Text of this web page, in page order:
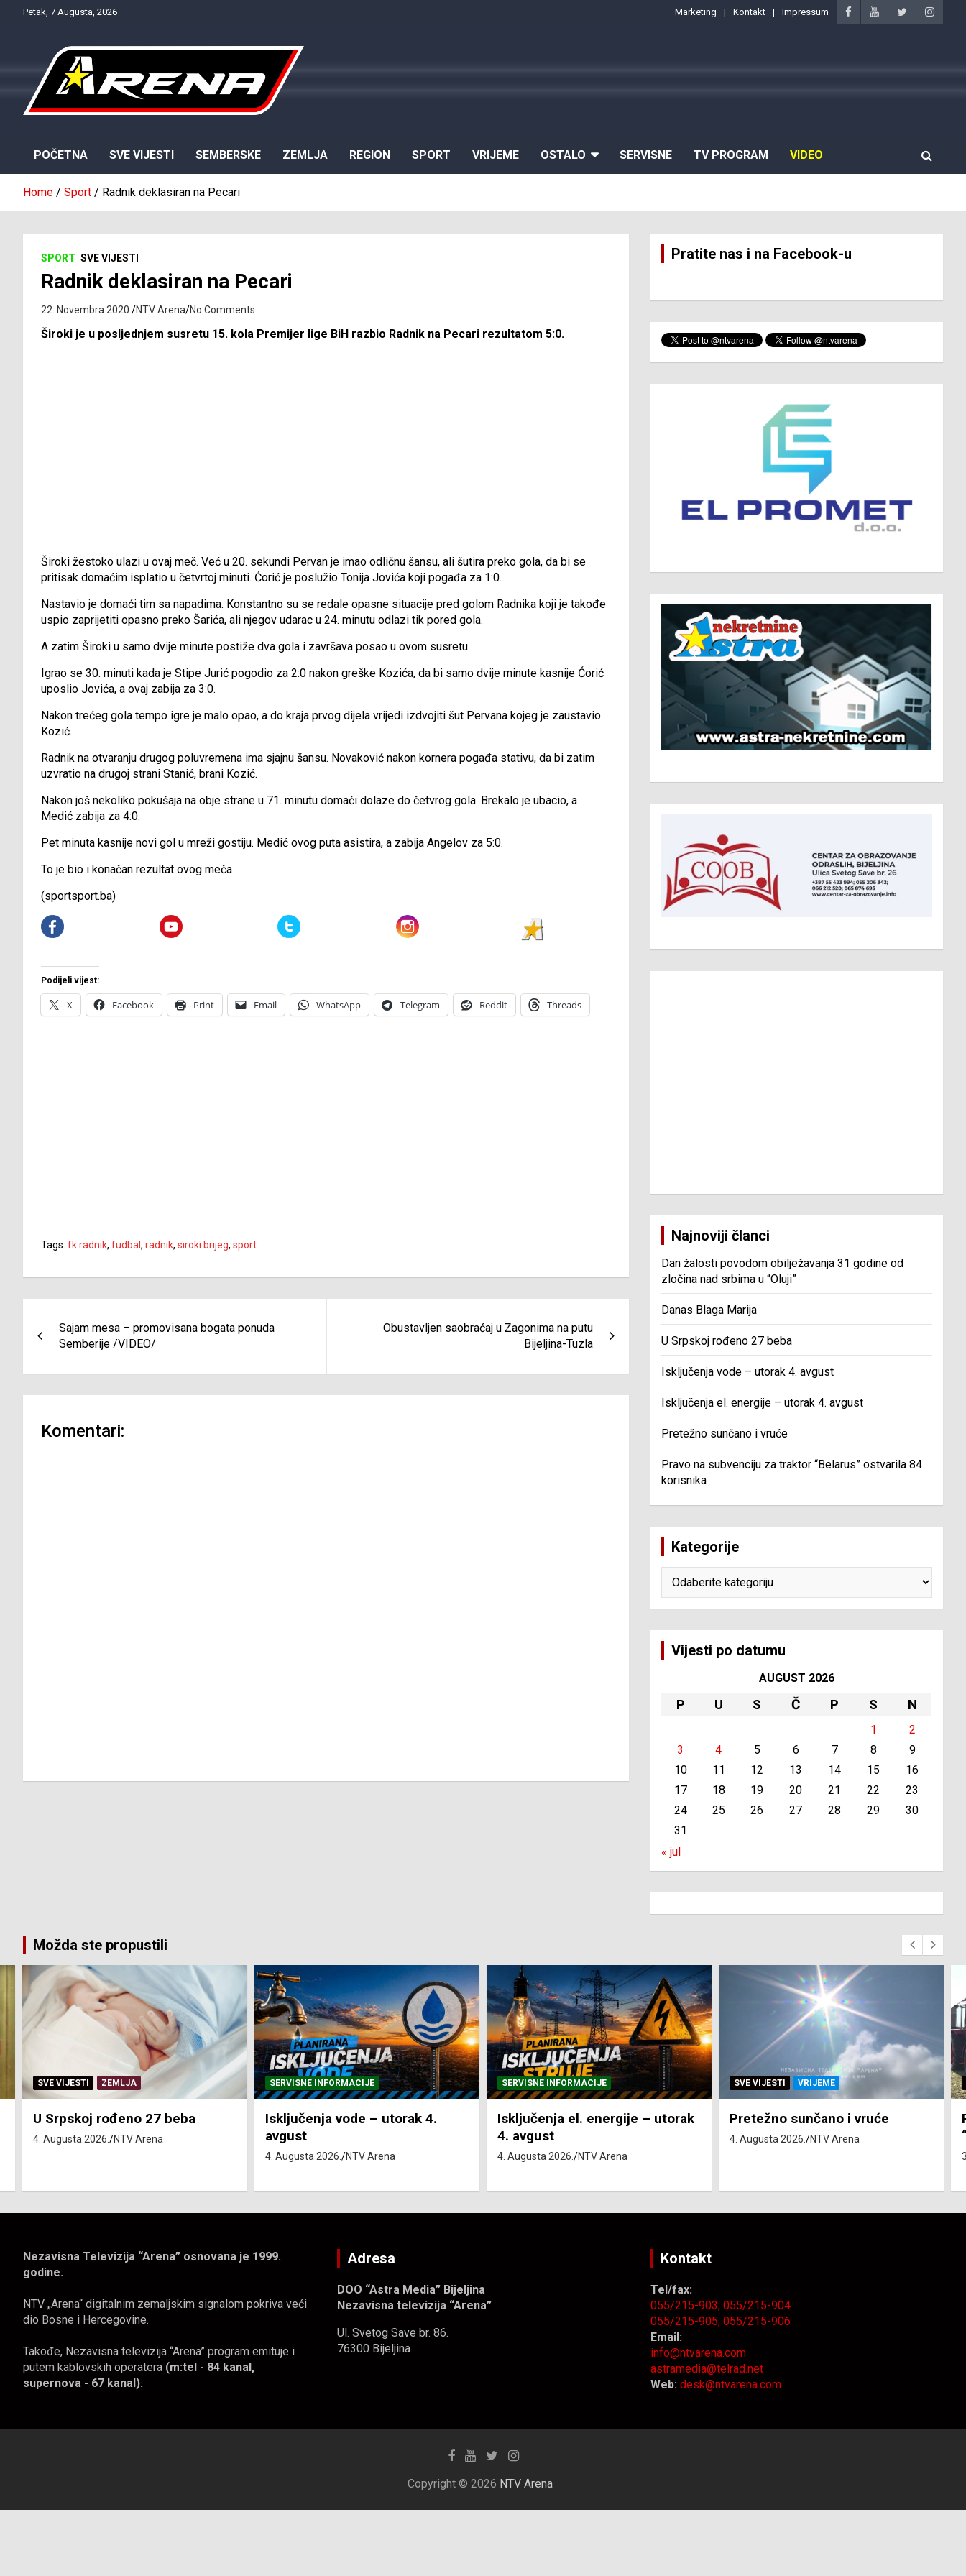
Petak, 7 Augusta, 2026 Marketing Kontakt Impressum
POČETNA SVE VIJESTI SEMBERSKE ZEMLJA REGION SPORT VRIJEME OSTALO SERVISNE TV PROGRAM VIDEO
Home Sport Radnik deklasiran na Pecari
SPORT SVE VIJESTI
Radnik deklasiran na Pecari
22. Novembra 2020. NTV Arena No Comments
Široki je u posljednjem susretu 15. kola Premijer lige BiH razbio Radnik na Pecari rezultatom 5:0.
Široki žestoko ulazi u ovaj meč. Već u 20. sekundi Pervan je imao odličnu šansu, ali šutira preko gola, da bi se
pritisak domaćim isplatio u četvrtoj minuti. Ćorić je poslužio Tonija Jovića koji pogađa za 1:0.
Nastavio je domaći tim sa napadima. Konstantno su se redale opasne situacije pred golom Radnika koji je takođe
uspio zaprijetiti opasno preko Šarića, ali njegov udarac u 24. minutu odlazi tik pored gola.
A zatim Široki u samo dvije minute postiže dva gola i završava posao u ovom susretu.
Igrao se 30. minuti kada je Stipe Jurić pogodio za 2:0 nakon greške Kozića, da bi samo dvije minute kasnije Ćorić
uposlio Jovića, a ovaj zabija za 3:0.
Nakon trećeg gola tempo igre je malo opao, a do kraja prvog dijela vrijedi izdvojiti šut Pervana kojeg je zaustavio
Kozić.
Radnik na otvaranju drugog poluvremena ima sjajnu šansu. Novaković nakon kornera pogađa stativu, da bi zatim
uzvratio na drugoj strani Stanić, brani Kozić.
Nakon još nekoliko pokušaja na obje strane u 71. minutu domaći dolaze do četvrog gola. Brekalo je ubacio, a
Medić zabija za 4:0.
Pet minuta kasnije novi gol u mreži gostiju. Medić ovog puta asistira, a zabija Angelov za 5:0.
To je bio i konačan rezultat ovog meča
(sportsport.ba)
Podijeli vijest:
X Facebook Print Email WhatsApp Telegram Reddit Threads
Tags: fk radnik, fudbal , radnik, siroki brijeg, sport
članaka
Sajam mesa – promovisana bogata ponuda
Semberije /VIDEO/
Obustavljen saobraćaj u Zagonima na putu
Bijeljina-Tuzla
Komentari:
Pratite nas i na Facebook-u
Najnoviji članci
Dan žalosti povodom obilježavanja 31 godine od
zločina nad srbima u “Oluji”
Danas Blaga Marija
U Srpskoj rođeno 27 beba
Isključenja vode – utorak 4. avgust
Isključenja el. energije – utorak 4. avgust
Pretežno sunčano i vruće
Pravo na subvenciju za traktor “Belarus” ostvarila 84
korisnika
Kategorije
Vijesti po datumu
AUGUST 2026
P U S Č P S N
1
2
3
4 5 6 7 8
9
10
11 12 13 14 15
16
17
18 19 20 21 22
23
24
25 26 27 28 29
30
31
« jul
Možda ste propustili
SERVISNE INFORMACIJE
Isključenja vode – utorak 4.
avgust
SERVISNE INFORMACIJE
Isključenja el. energije – utorak
4. avgust
4. Augusta 2026. NTV Arena
SVE VIJESTI VRIJEME
Pretežno sunčano i vruće
4. Augusta 2026.
SVE VIJESTI ZEMLJA
Pravo na subvenciju za traktor
“Belarus” ostvarila 84 korisnika
Nezavisna Televizija “Arena” osnovana je 1999.
godine.
NTV „Arena“ digitalnim zemaljskim signalom pokriva veći
dio Bosne i Hercegovine.
Takođe, Nezavisna televizija “Arena” program emituje i
putem kablovskih operatera (m:tel - 84 kanal,
supernova - 67 kanal).
Adresa
DOO “Astra Media” Bijeljina
Nezavisna televizija “Arena”
Ul. Svetog Save br. 86.
76300 Bijeljina
Kontakt
Tel/fax:
055/215-903;055/215-904
055/215-905;055/215-906
Email:
info@ntvarena.com
astramedia@telrad.net
Web: desk@ntvarena.com
Copyright © 2026 NTV Arena